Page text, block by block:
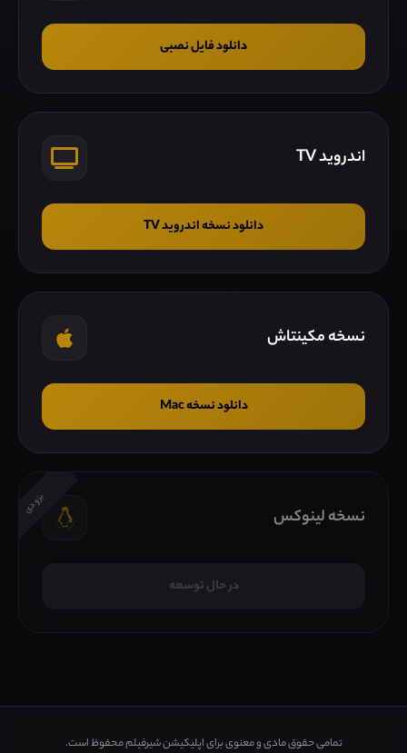
دانلود فایل نصبی
اندروید TV
دانلود نسخه اندروید TV
نسخه مکینتاش
دانلود نسخه Mac
بزودی
نسخه لینوکس
در حال توسعه
تمامی حقوق مادی و معنوی برای اپلیکیشن شیرفیلم محفوظ است.